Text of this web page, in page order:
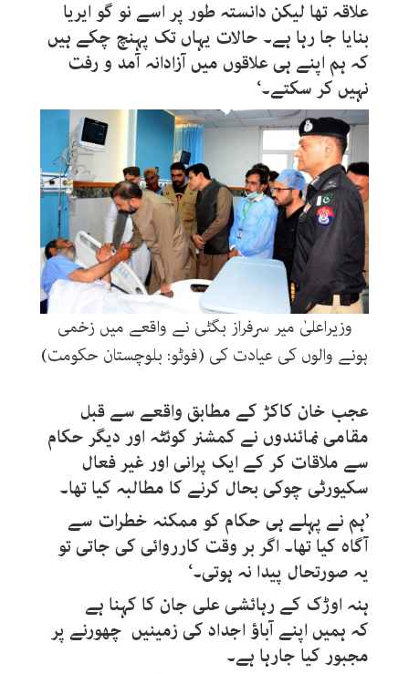
علاقہ تھا لیکن دانستہ طور پر اسے نو گو ایریا
بنایا جا رہا ہے۔ حالات یہاں تک پہنچ چکے ہیں
کہ ہم اپنے ہی علاقوں میں آزادانہ آمد و رفت
نہیں کر سکتے۔‘
وزیراعلیٰ میر سرفراز بگٹی نے واقعے میں زخمی
ہونے والوں کی عیادت کی (فوٹو: بلوچستان حکومت)
عجب خان کاکڑ کے مطابق واقعے سے قبل
مقامی نمائندوں نے کمشنر کوئٹہ اور دیگر حکام
سے ملاقات کر کے ایک پرانی اور غیر فعال
سکیورٹی چوکی بحال کرنے کا مطالبہ کیا تھا۔
’ہم نے پہلے ہی حکام کو ممکنہ خطرات سے
آگاہ کیا تھا۔ اگر بر وقت کارروائی کی جاتی تو
یہ صورتحال پیدا نہ ہوتی۔‘
ہنہ اوڑک کے رہائشی علی جان کا کہنا ہے
کہ ہمیں اپنے آباؤ اجداد کی زمینیں چھورنے پر
مجبور کیا جارہا ہے۔